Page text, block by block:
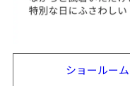
ショールー